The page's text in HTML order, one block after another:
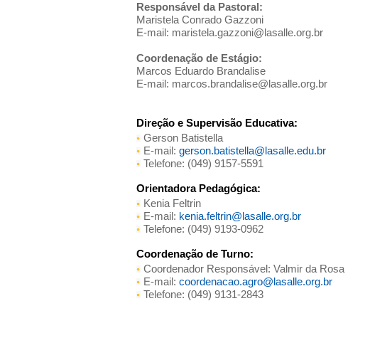
Responsável da Pastoral:
Maristela Conrado Gazzoni
E-mail: maristela.gazzoni@lasalle.org.br
Coordenação de Estágio:
Marcos Eduardo Brandalise
E-mail: marcos.brandalise@lasalle.org.br
Direção e Supervisão Educativa:
Gerson Batistella
E-mail: gerson.batistella@lasalle.edu.br
Telefone: (049) 9157-5591
Orientadora Pedagógica:
Kenia Feltrin
E-mail: kenia.feltrin@lasalle.org.br
Telefone: (049) 9193-0962
Coordenação de Turno:
Coordenador Responsável: Valmir da Rosa
E-mail: coordenacao.agro@lasalle.org.br
Telefone: (049) 9131-2843